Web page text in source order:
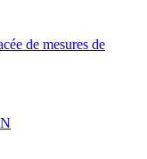
de mesures de